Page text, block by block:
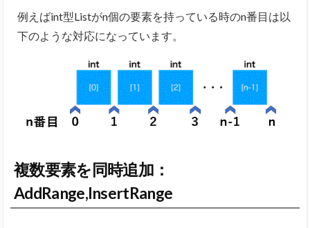
例えばint型Listがn個の要素を持っている時のn番目は以
下のような対応になっています。
複数要素を同時追加：
AddRange,InsertRange